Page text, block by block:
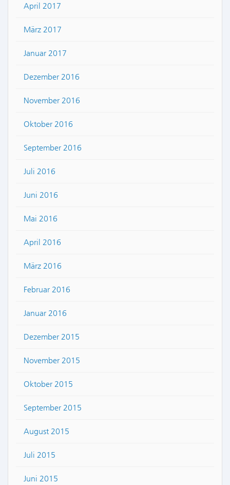
April 2017
März 2017
Januar 2017
Dezember 2016
November 2016
Oktober 2016
September 2016
Juli 2016
Juni 2016
Mai 2016
April 2016
März 2016
Februar 2016
Januar 2016
Dezember 2015
November 2015
Oktober 2015
September 2015
August 2015
Juli 2015
Juni 2015